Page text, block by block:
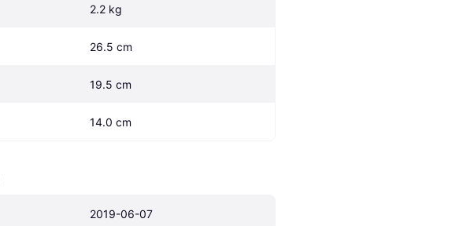
2.2 kg
26.5 cm
19.5 cm
14.0 cm
2019-06-07